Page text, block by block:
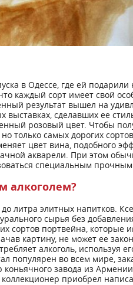
в Одессе, где ей подарили
каждый сорт имеет свой
результат вышел на
выставках, сделавших ее
розовый цвет. Чтобы
только самых дорогих
цвет вина, подобного
акварели. При этом
специальным
алкоголем?
литра элитных напитков.
сырья без
сортов портвейна,
картину, не может ее
алкоголь, используя
популярен во всем мире,
завода из Армении
приобрел